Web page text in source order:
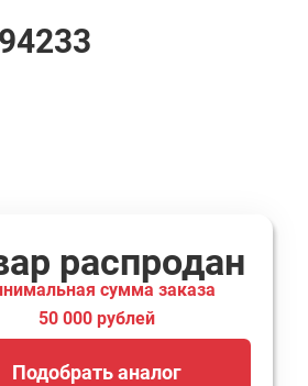
распродан
сумма заказа
50 000 рублей
Подобрать аналог